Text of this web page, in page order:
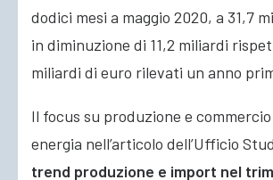
dodici mesi a maggio 2020, a 31,7
in diminuzione di 11,2 miliardi
miliardi di euro rilevati un anno
Il focus su produzione e
energia nell’articolo dell’Ufficio
trend produzione e import nel